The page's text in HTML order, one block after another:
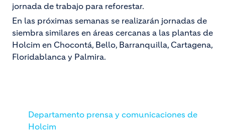
jornada de trabajo para reforestar.
En las próximas semanas se realizarán jornadas de
siembra similares en áreas cercanas a las plantas de
Holcim en Chocontá, Bello, Barranquilla, Cartagena,
Floridablanca y Palmira.
Departamento prensa y comunicaciones de
Holcim